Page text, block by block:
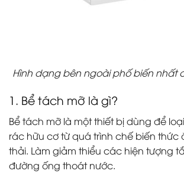
Hình dạng bên ngoài phố biến nhất
1. Bể tách mỡ là gì?
Bể tách mỡ là một thiết bị dùng để
rác hữu cơ từ quá trình chế biến thức
thải. Làm giảm thiểu các hiện tượng
đường ống thoát nước.